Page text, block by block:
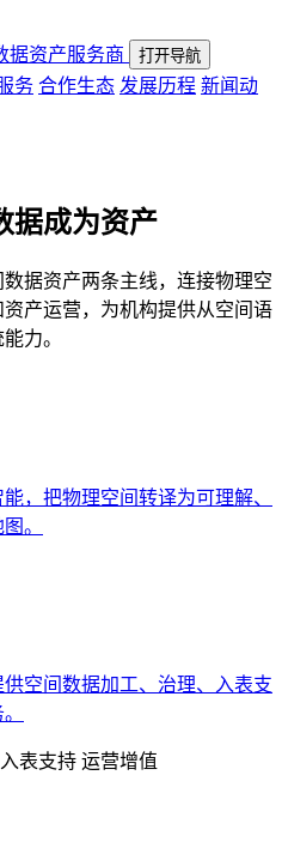
据资产服务商
打开导航
务 合作生态 发展历程 新闻动
据成为资产
据资产两条主线，连接物理空
产运营，为机构提供从空间语
力。
，把物理空间转译为可理解、
。
空间数据加工、治理、入表支
入表支持 运营增值